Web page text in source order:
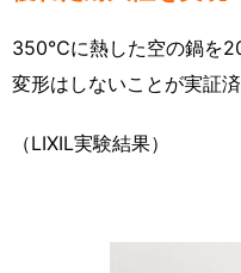
350℃に熱した空の鍋を
変形はしないことが実証済
（LIXIL実験結果）